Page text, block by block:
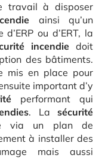
travail à disposer
ainsi qu’un
d’ERP ou d’ERT, la
incendie doit
des bâtiments.
mis en place pour
important d’y
performant qui
. La sécurité
via un plan de
à installer des
mais aussi